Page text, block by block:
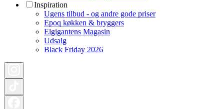
Inspiration
Ugens tilbud - og andre gode priser
Epoq køkken & bryggers
Elgigantens Magasin
Udsalg
Black Friday 2026